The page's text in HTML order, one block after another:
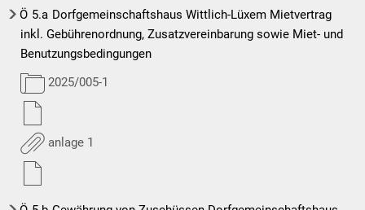
Ö 5.a Dorfgemeinschaftshaus Wittlich-Lüxem Mietvertrag
inkl. Gebührenordnung, Zusatzvereinbarung sowie Miet- und
Benutzungsbedingungen
2025/005-1
anlage 1